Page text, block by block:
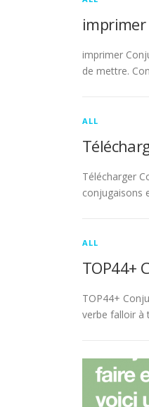
imprimer
de mettre.
ALL
Télécharger
conjugaisons
ALL
TOP44+
TOP44+
verbe falloir à